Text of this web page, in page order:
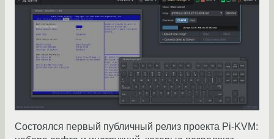
Состоялся первый публичный релиз проекта Pi-KVM: